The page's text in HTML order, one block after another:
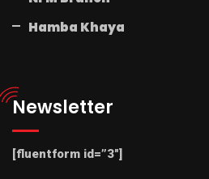
Hamba Khaya
Newsletter
[fluentform id=”3″]